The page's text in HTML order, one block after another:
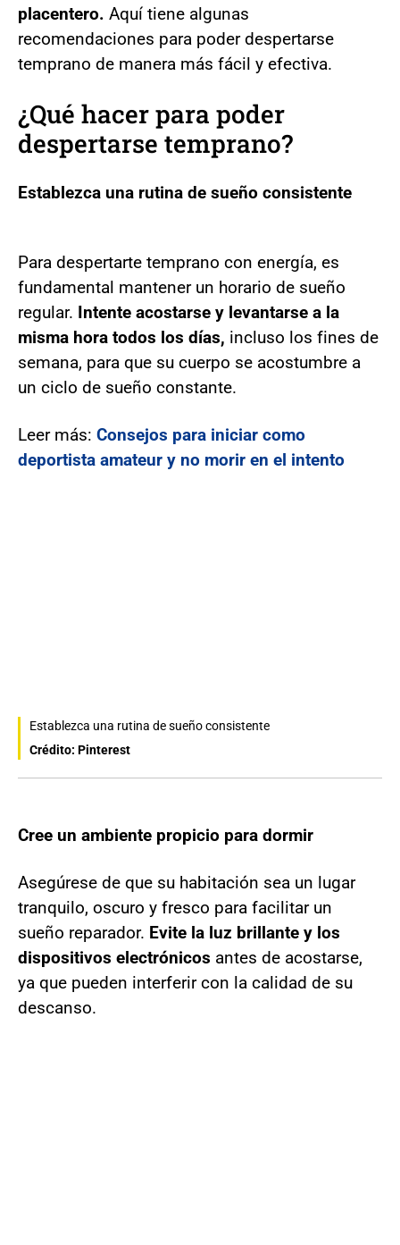
placentero. Aquí tiene algunas
recomendaciones para poder despertarse
temprano de manera más fácil y efectiva.
¿Qué hacer para poder
despertarse temprano?
Establezca una rutina de sueño consistente
Para despertarte temprano con energía, es
fundamental mantener un horario de sueño
regular. Intente acostarse y levantarse a la
misma hora todos los días, incluso los fines de
semana, para que su cuerpo se acostumbre a
un ciclo de sueño constante.
Leer más: Consejos para iniciar como
deportista amateur y no morir en el intento
Establezca una rutina de sueño consistente
Crédito: Pinterest
Cree un ambiente propicio para dormir
Asegúrese de que su habitación sea un lugar
tranquilo, oscuro y fresco para facilitar un
sueño reparador. Evite la luz brillante y los
dispositivos electrónicos antes de acostarse,
ya que pueden interferir con la calidad de su
descanso.